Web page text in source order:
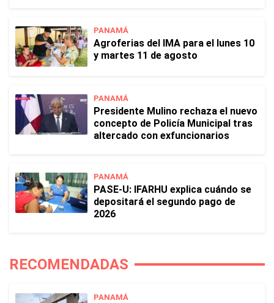
PANAMÁ
Agroferias del IMA para el lunes 10
y martes 11 de agosto
PANAMÁ
Presidente Mulino rechaza el nuevo
concepto de Policía Municipal tras
altercado con exfuncionarios
PANAMÁ
PASE-U: IFARHU explica cuándo se
depositará el segundo pago de
2026
RECOMENDADAS
PANAMÁ